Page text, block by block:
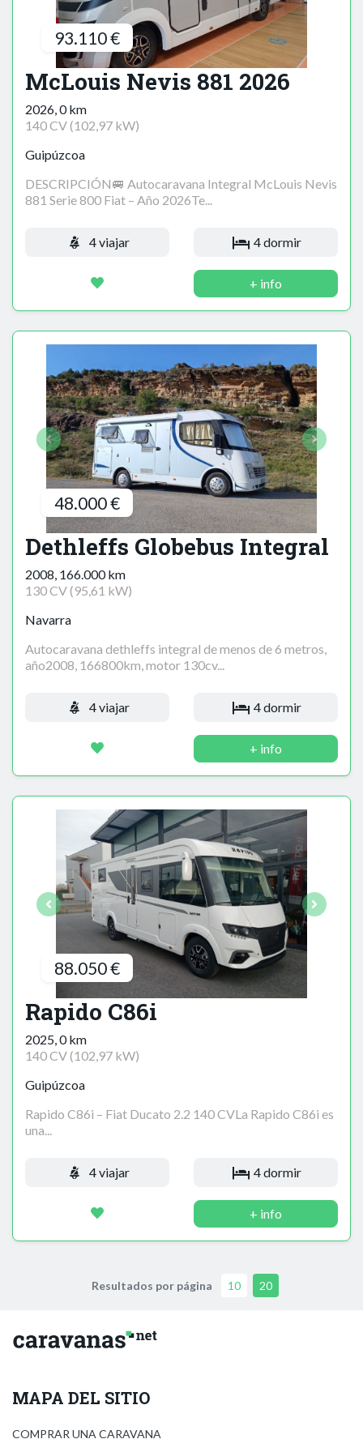
93.110 €
McLouis Nevis 881 2026
2026, 0 km
140 CV (102,97 kW)
Guipúzcoa
DESCRIPCIÓN🚐 Autocaravana Integral McLouis Nevis
881 Serie 800 Fiat – Año 2026Te...
4 viajar 4 dormir
+ info
48.000 €
Dethleffs Globebus Integral
2008, 166.000 km
130 CV (95,61 kW)
Navarra
Autocaravana dethleffs integral de menos de 6 metros,
año2008, 166800km, motor 130cv...
4 viajar 4 dormir
+ info
88.050 €
Rapido C86i
2025, 0 km
140 CV (102,97 kW)
Guipúzcoa
Rapido C86i – Fiat Ducato 2.2 140 CVLa Rapido C86i es
una...
4 viajar 4 dormir
+ info
Resultados por página 10 20
MAPA DEL SITIO
COMPRAR UNA CARAVANA